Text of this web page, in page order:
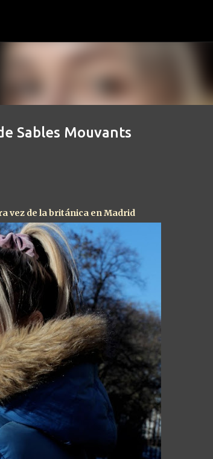
Sables Mouvants
vez de la británica en Madrid